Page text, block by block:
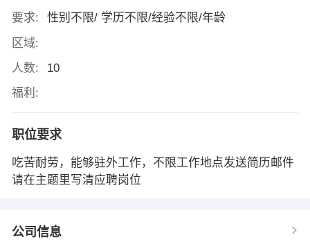
要求:
性别不限/ 学历不限/经验不限/年龄
区域:
人数:
10
福利:
职位要求
吃苦耐劳，能够驻外工作，不限工作地点发送简历邮件
请在主题里写清应聘岗位
公司信息